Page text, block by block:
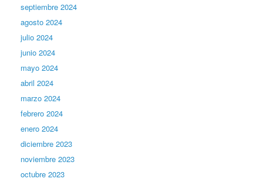
septiembre 2024
agosto 2024
julio 2024
junio 2024
mayo 2024
abril 2024
marzo 2024
febrero 2024
enero 2024
diciembre 2023
noviembre 2023
octubre 2023